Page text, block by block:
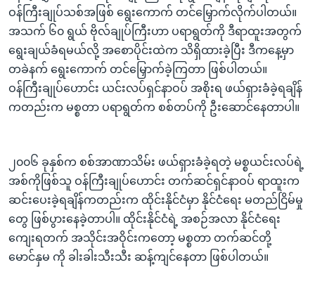
ကျော်
ရန်
ဝန်ကြီးချုပ်သစ်အဖြစ် ရွေးကောက် တင်မြှောက်လိုက်ပါတယ်။
အသက် ၆၀ ရွယ် ဗိုလ်ချုပ်ကြီးဟာ ပရာရွတ်ကို ဒီရာထူးအတွက်
ရွေးချယ်ခံရမယ်လို့ အစောပိုင်းထဲက သိရှိထားခဲ့ပြီး ဒီကနေ့မှာ
တခဲနက် ရွေးကောက် တင်မြှောက်ခဲ့ကြတာ ဖြစ်ပါတယ်။
ဝန်ကြီးချုပ်ဟောင်း ယင်းလပ်ရှင်နာဝပ် အစိုးရ ဖယ်ရှားခံခဲ့ရချိန်
ကတည်းက မစ္စတာ ပရာရွတ်က စစ်တပ်ကို ဦးဆောင်နေတာပါ။
၂၀၀၆ ခုနှစ်က စစ်အာဏာသိမ်း ဖယ်ရှားခံခဲ့ရတဲ့ မစ္စယင်းလပ်ရဲ့
အစ်ကိုဖြစ်သူ ဝန်ကြီးချုပ်ဟောင်း တက်ဆင်ရှင်နာဝပ် ရာထူးက
ဆင်းပေးခဲ့ရချိန်ကတည်းက ထိုင်းနိုင်ငံမှာ နိုင်ငံရေး မတည်ငြိမ်မှု
တွေ ဖြစ်ပွားနေခဲ့တာပါ။ ထိုင်းနိုင်ငံရဲ့ အစဉ်အလာ နိုင်ငံရေး
ကျေးရတက် အသိုင်းအဝိုင်းကတော့ မစ္စတာ တက်ဆင်တို့
မောင်နှမ ကို ခါးခါးသီးသီး ဆန့်ကျင်နေတာ ဖြစ်ပါတယ်။